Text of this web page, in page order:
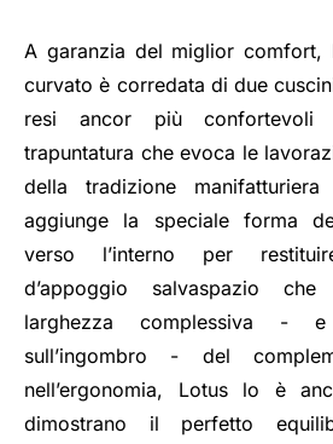
A garanzia del miglior comfort,
curvato è corredata di due
resi ancor più confortevoli
trapuntatura che evoca le
della tradizione
aggiunge la speciale forma
verso l’interno per
d’appoggio salvaspazio
larghezza complessiva -
sull’ingombro - del
nell’ergonomia, Lotus lo è
dimostrano il perfetto